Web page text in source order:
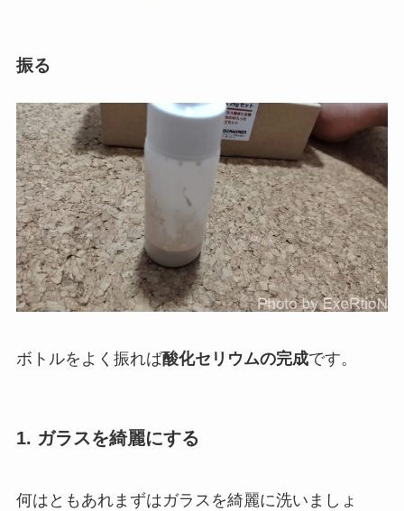
振る
ボトルをよく振れば酸化セリウムの完成です。
1. ガラスを綺麗にする
何はともあれまずはガラスを綺麗に洗いましょ